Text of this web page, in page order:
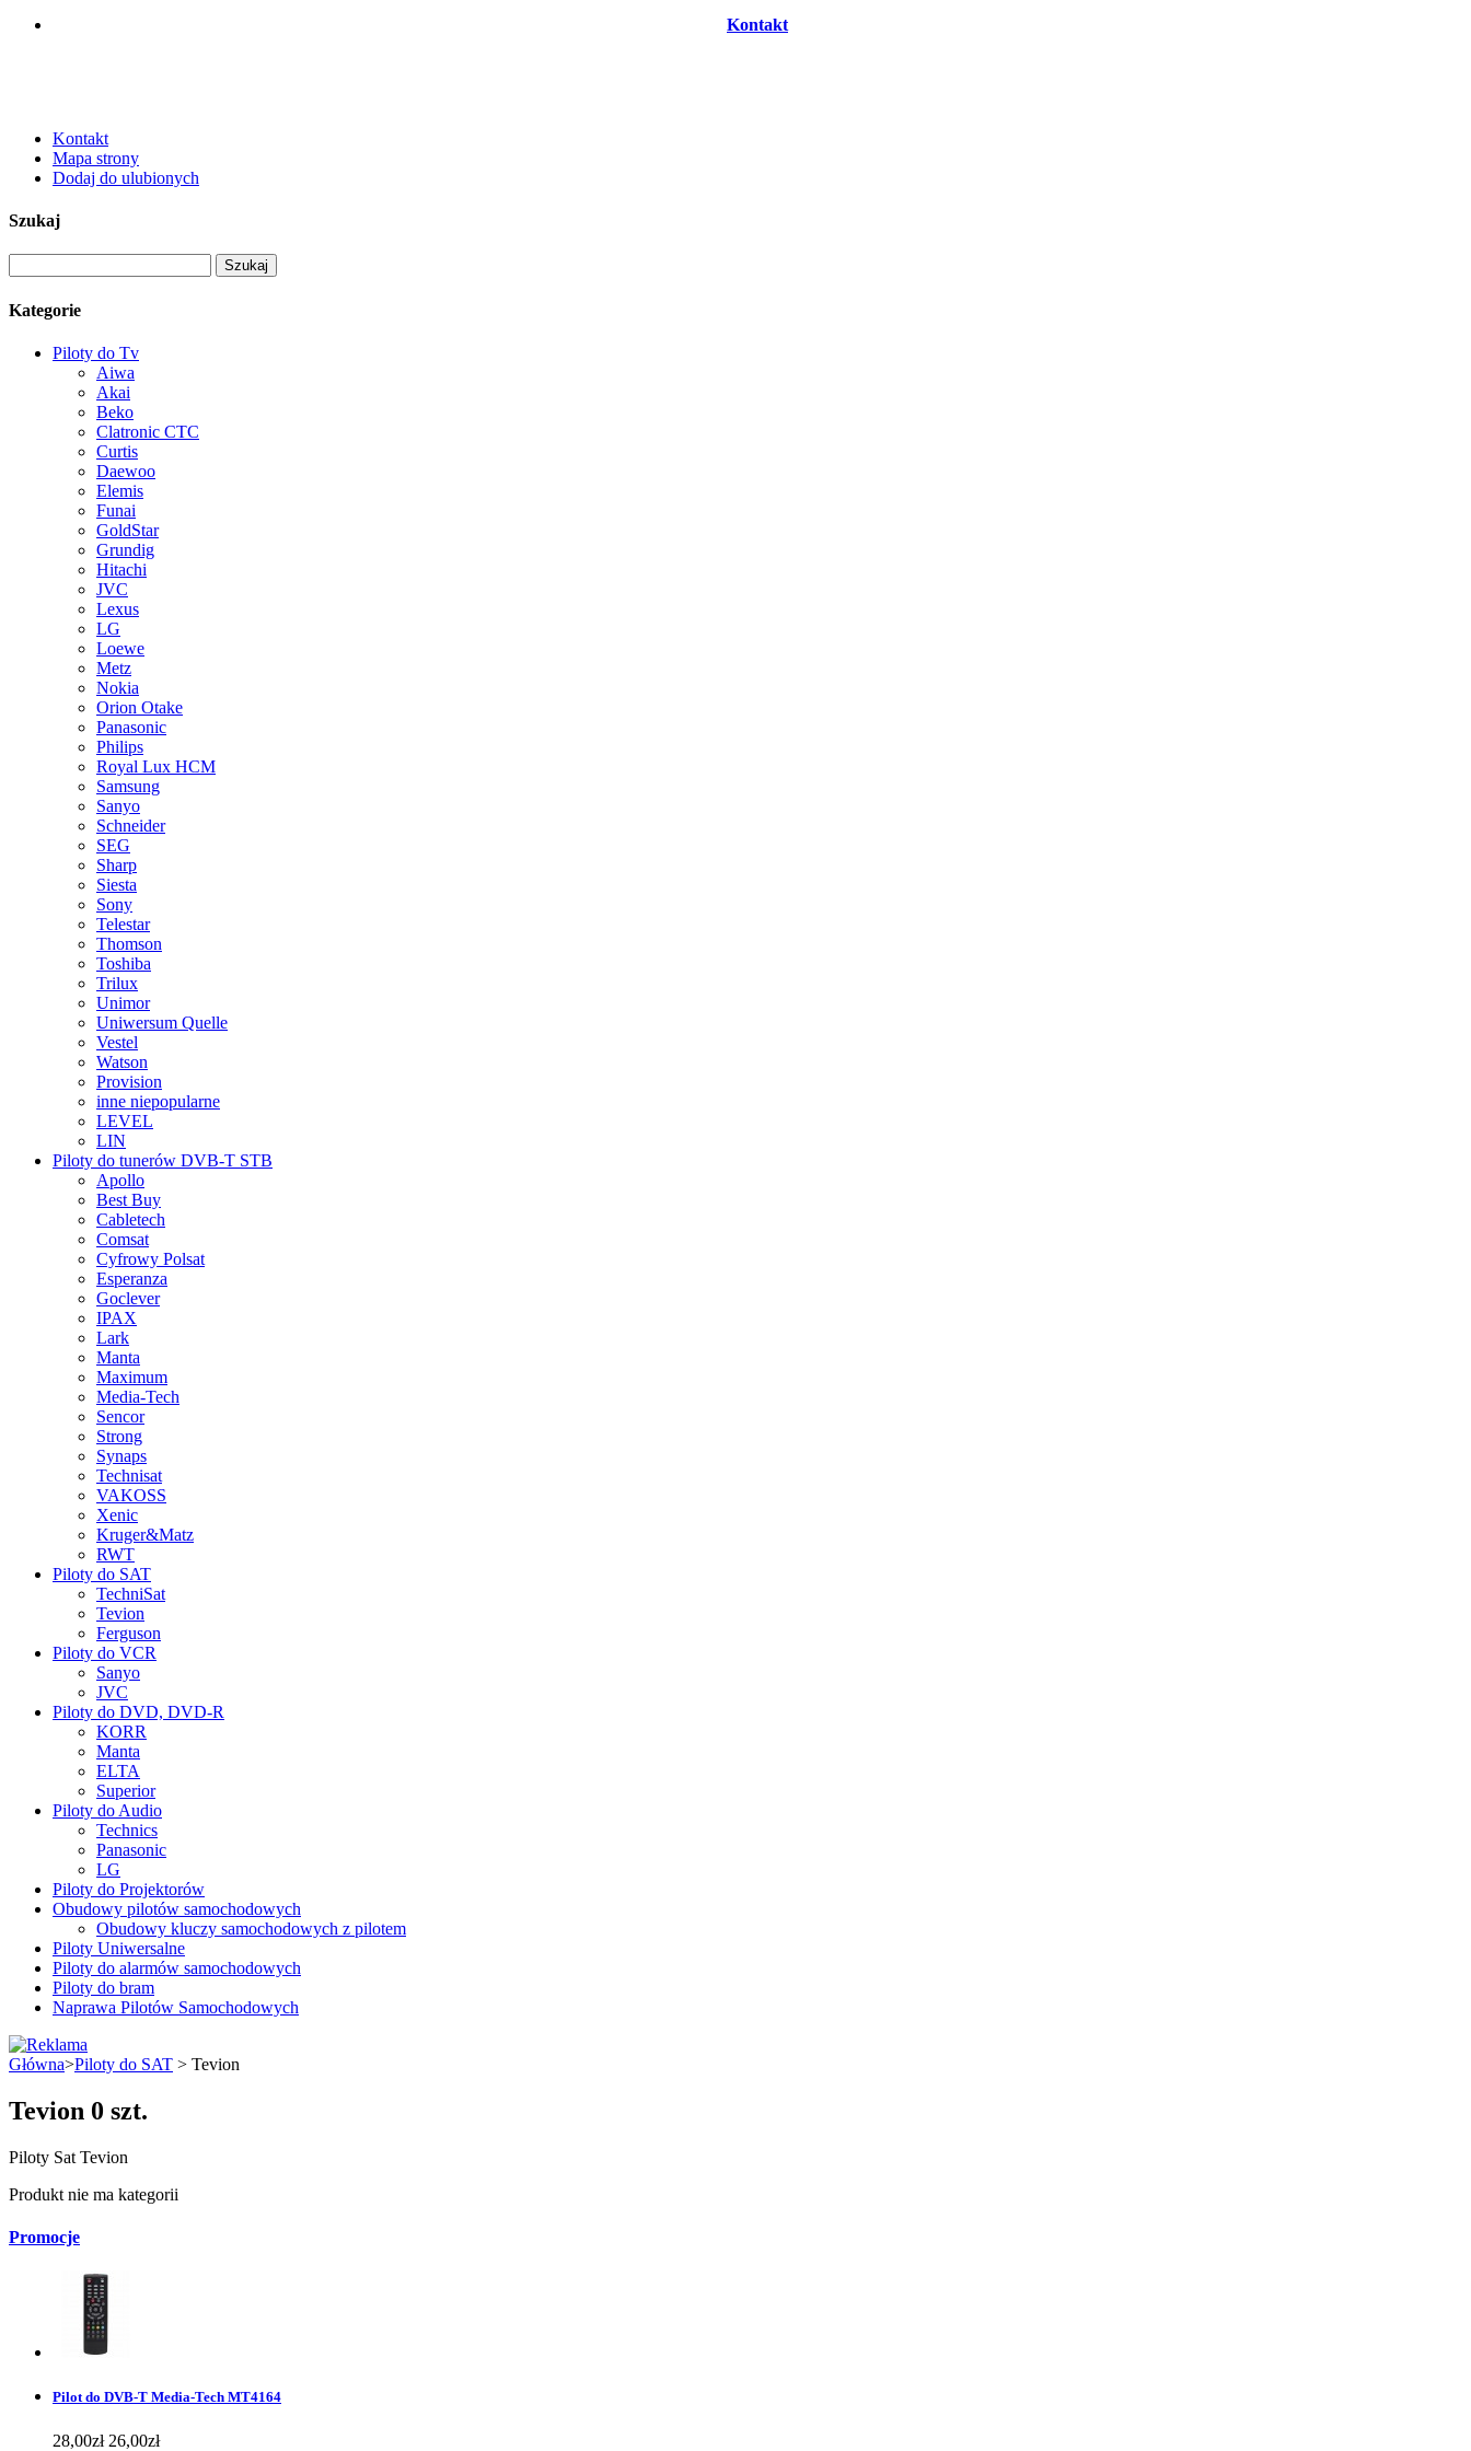
Kontakt
Kontakt
Mapa strony
Dodaj do ulubionych
Szukaj
Kategorie
Piloty do Tv
Aiwa
Akai
Beko
Clatronic CTC
Curtis
Daewoo
Elemis
Funai
GoldStar
Grundig
Hitachi
JVC
Lexus
LG
Loewe
Metz
Nokia
Orion Otake
Panasonic
Philips
Royal Lux HCM
Samsung
Sanyo
Schneider
SEG
Sharp
Siesta
Sony
Telestar
Thomson
Toshiba
Trilux
Unimor
Uniwersum Quelle
Vestel
Watson
Provision
inne niepopularne
LEVEL
LIN
Piloty do tunerów DVB-T STB
Apollo
Best Buy
Cabletech
Comsat
Cyfrowy Polsat
Esperanza
Goclever
IPAX
Lark
Manta
Maximum
Media-Tech
Sencor
Strong
Synaps
Technisat
VAKOSS
Xenic
Kruger&Matz
RWT
Piloty do SAT
TechniSat
Tevion
Ferguson
Piloty do VCR
Sanyo
JVC
Piloty do DVD, DVD-R
KORR
Manta
ELTA
Superior
Piloty do Audio
Technics
Panasonic
LG
Piloty do Projektorów
Obudowy pilotów samochodowych
Obudowy kluczy samochodowych z pilotem
Piloty Uniwersalne
Piloty do alarmów samochodowych
Piloty do bram
Naprawa Pilotów Samochodowych
Główna>Piloty do SAT > Tevion
Tevion 0 szt.
Piloty Sat Tevion
Produkt nie ma kategorii
Promocje
Pilot do DVB-T Media-Tech MT4164
28,00zł 26,00zł